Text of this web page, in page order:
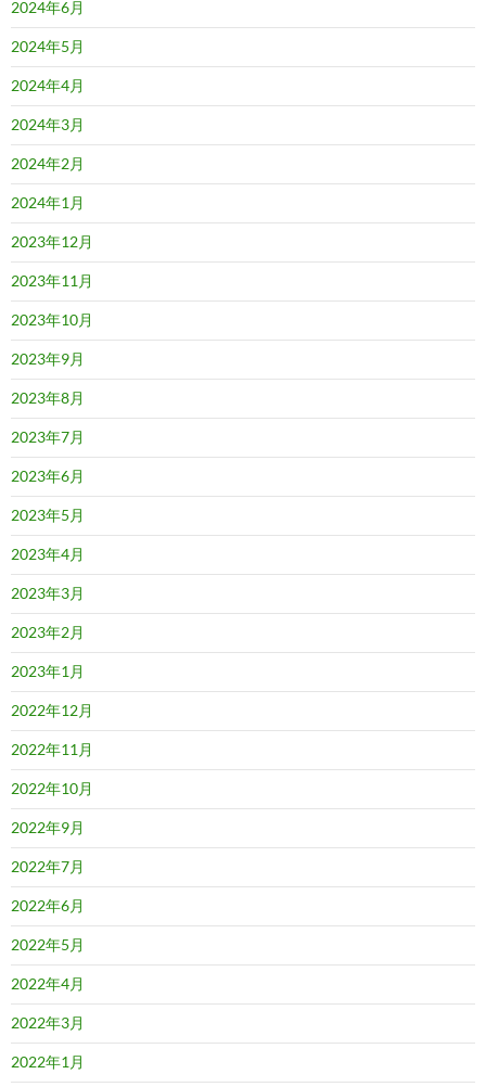
2024年6月
2024年5月
2024年4月
2024年3月
2024年2月
2024年1月
2023年12月
2023年11月
2023年10月
2023年9月
2023年8月
2023年7月
2023年6月
2023年5月
2023年4月
2023年3月
2023年2月
2023年1月
2022年12月
2022年11月
2022年10月
2022年9月
2022年7月
2022年6月
2022年5月
2022年4月
2022年3月
2022年1月